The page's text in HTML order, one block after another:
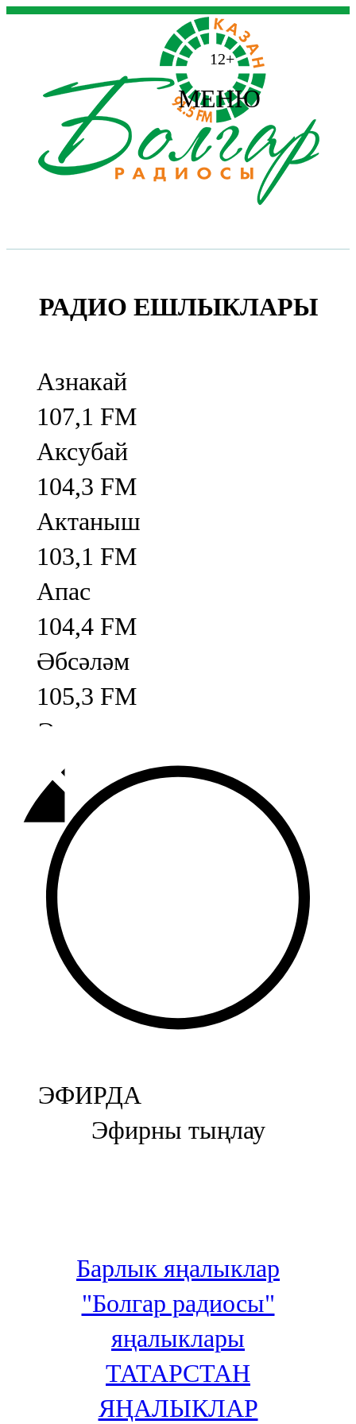
12+
МЕНЮ
РАДИО ЕШЛЫКЛАРЫ
Азнакай
107,1 FM
Аксубай
104,3 FM
Актаныш
103,1 FM
Апас
104,4 FM
Әбсәләм
105,3 FM
Әлмәт
92,9 FM
Базарлы матак
107,1 FM
Балык бистәсе
104,9 FM
Баулы
107,5 FM
Биләр
Болгар
106,0 FM
Бөгелмә
100,3 FM
106,6 FM
Кадыбаш
105,2 FM
ЭФИРДА
Эфирны тыңлау
Барлык яңалыклар
"Болгар радиосы"
яңалыклары
ТАТАРСТАН
ЯҢАЛЫКЛАР